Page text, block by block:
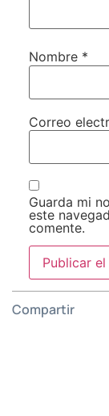
Nombre *
Correo
Guarda mi
este
comente.
Compartir